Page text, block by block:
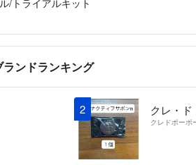
/トライアルキット
ンドランキング
2 クレ・
クレドポーボ